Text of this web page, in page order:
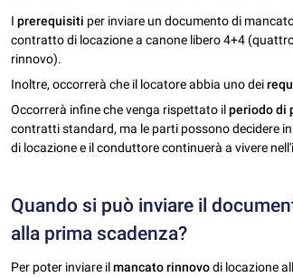
Iprerequisiti per inviare un documento di
contratto di locazione a canone libero 4+4
rinnovo).
Inoltre, occorrerà che il locatore abbia uno dei
Occorrerà infine che venga rispettato ilperiodo di
contratti standard, ma le parti possono decidere
di locazione e il conduttore continuerà a vivere
Quando si può inviare il
alla prima scadenza?
Per poter inviare ilmancato rinnovodi locazione